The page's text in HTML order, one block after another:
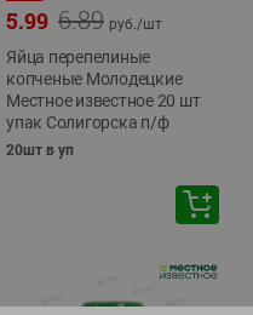
6.89
5.99 руб./шт
Яйца перепелиные
копченые Молодецкие
Местное известное 20 шт
упак Солигорска п/ф
20шт в уп